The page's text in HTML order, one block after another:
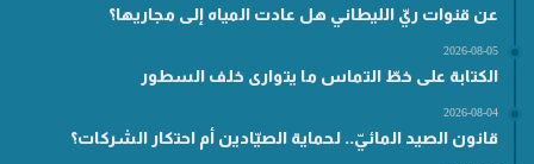
عن قنوات ريّ الليطاني هل عادت المياه إلى مجاريها؟
2026-08-05
الكتابة على خطّ التماس ما يتوارى خلف السطور
2026-08-04
قانون الصيد المائيّ.. لحماية الصيّادين أم احتكار الشركات؟